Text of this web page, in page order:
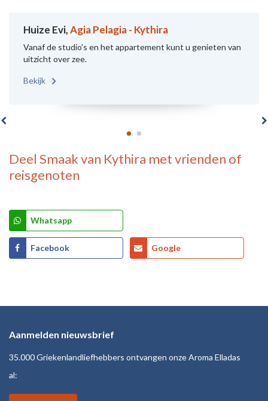
Huize Evi,Agia Pelagia - Kythira
Vanaf de studio's en het appartement kunt u genieten van
uitzicht over zee.
Bekijk
Deel Smaak van Kythira met vrienden of
reisgenoten
Whatsapp
Facebook Google
Aanmelden nieuwsbrief
35.000 Griekenlandliefhebbers ontvangen onze Aroma Elladas
al: